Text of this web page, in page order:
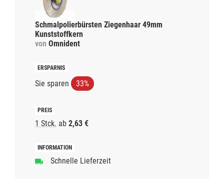
Schmalpolierbürsten Ziegenhaar 49mm
Kunststoffkern
von Omnident
Sie sparen 33%
1 Stck. ab 2,63 €
Schnelle Lieferzeit